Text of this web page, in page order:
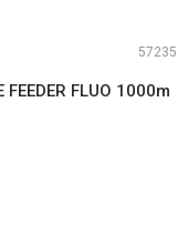
57235
FEEDER FLUO 1000m